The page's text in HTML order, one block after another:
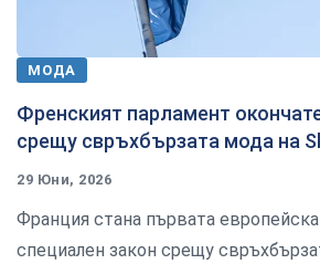
МОДА
Френският парламент
срещу свръхбързата мода на
29 Юни, 2026
Франция стана първата
специален закон срещу